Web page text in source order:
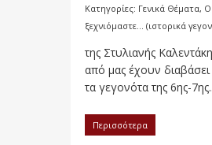
Κατηγορίες: Γενικά Θέματα,
ξεχνιόμαστε... (ιστορικά
της Στυλιανής
από μας έχουν
τα γεγονότα της 6ης-
Περισσότερα